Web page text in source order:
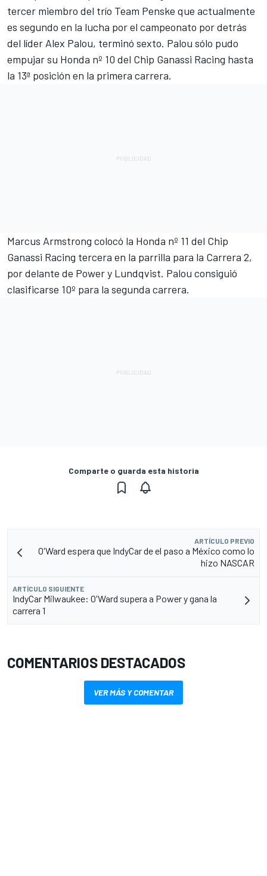
tercer miembro del trío Team Penske que actualmente
es segundo en la lucha por el campeonato por detrás
del líder Alex Palou, terminó sexto. Palou sólo pudo
empujar su Honda nº 10 del Chip Ganassi Racing hasta
la 13ª posición en la primera carrera.
Marcus Armstrong colocó la Honda nº 11 del Chip
Ganassi Racing tercera en la parrilla para la Carrera 2,
por delante de Power y Lundqvist. Palou consiguió
clasificarse 10º para la segunda carrera.
Comparte o guarda esta historia
ARTÍCULO PREVIO
O'Ward espera que IndyCar de el paso a México como lo
hizo NASCAR
ARTÍCULO SIGUIENTE
IndyCar Milwaukee: O'Ward supera a Power y gana la
carrera 1
COMENTARIOS DESTACADOS
VER MÁS Y COMENTAR